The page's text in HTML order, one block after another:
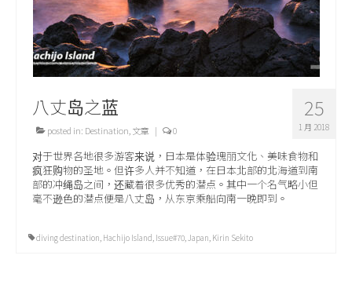
25
1 月 2018
八丈岛之蓝
posted in: Destination 文章 | 0
对于世界各地很多游客来说，日本是体验瑰丽文化、美味食物和
疯狂购物的圣地。但许多人并不知道，在日本北部的北海道到南
部的冲绳岛之间，还藏着很多优秀的潜点。其中一个名气略小但
毫不逊色的潜点便是八丈岛，从东京乘船向南一晚即到。
diving destination Hachijo Island Issue#70 Japan Kirin Sekito